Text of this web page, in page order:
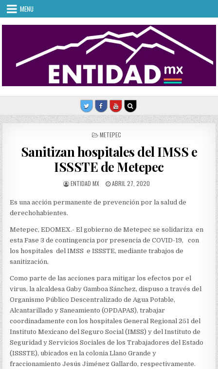
Skip
content
MENU
POSTED
METEPEC
Sanitizan hospitales del IMSS e
ISSSTE de Metepec
AUTHOR:
ENTIDAD MX
PUBLISHED
ABRIL 27, 2020
Es una acción permanente de prevención por la salud de
derechohabientes.
Metepec, EDOMEX.- El gobierno de Metepec se solidariza en
esta Fase 3 de contingencia por presencia de COVID-19, con
los hospitales del IMSS e ISSSTE, mediante trabajos de
sanitización.
Como parte de las acciones para mitigar los efectos por el
virus, la alcaldesa Gaby Gamboa Sánchez, dispuso a través del
Organismo Público Descentralizado de Agua Potable,
Alcantarillado y Saneamiento (OPDAPAS), trabajar
coordinadamente con los hospitales General Regional 251 del
Instituto Mexicano del Seguro Social (IMSS) y del Instituto de
Seguridad y Servicios Sociales de los Trabajadores del Estado
(ISSSTE), ubicados en la colonia Llano Grande y
fraccionamiento Jesús Jiménez Gallardo, respectivamente.